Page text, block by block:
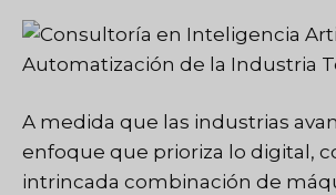
A medida que las industrias
enfoque que prioriza lo digital,
intrincada combinación de